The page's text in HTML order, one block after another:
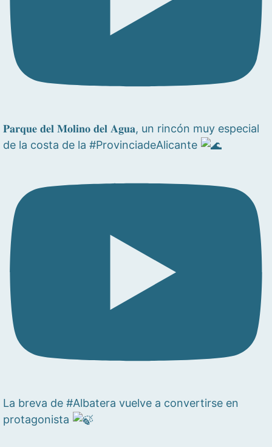
𝐏𝐚𝐫𝐪𝐮𝐞 𝐝𝐞𝐥 𝐌𝐨𝐥𝐢𝐧𝐨 𝐝𝐞𝐥 𝐀𝐠𝐮𝐚, un rincón muy especial
de la costa de la #ProvinciadeAlicante
La breva de #Albatera vuelve a convertirse en
protagonista